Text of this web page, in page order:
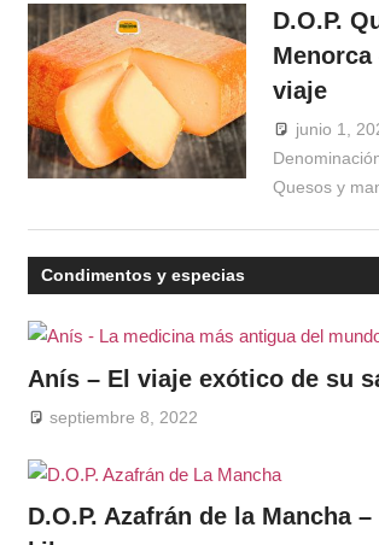
D.O.P.
viaje
junio 1,
Quesos y
Condimentos y especias
Anís – El viaje exótico de su
septiembre 8, 2022
D.O.P. Azafrán de la Mancha –